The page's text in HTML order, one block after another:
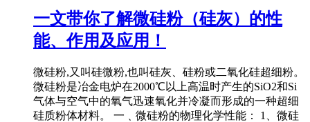
一文带你了解微硅粉（硅灰）的性
能、作用及应用！
微硅粉,又叫硅微粉,也叫硅灰、硅粉或二氧化硅超细粉。
微硅粉是冶金电炉在2000℃以上高温时产生的SiO2和Si
气体与空气中的氧气迅速氧化并冷凝而形成的一种超细
硅质粉体材料。 一﹑微硅粉的物理化学性能： 1、微硅